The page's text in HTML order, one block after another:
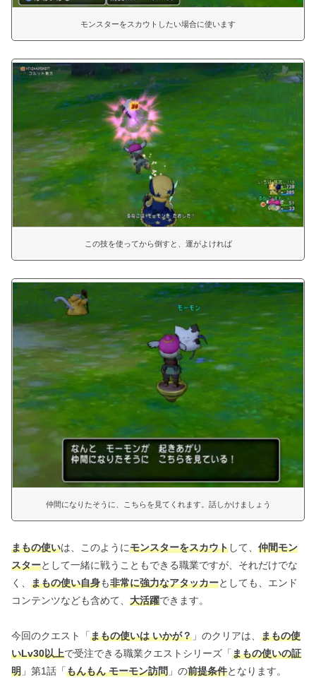
モンスターをスカウトしたい場合に使います
この技を使ってから倒すと、運がよければ
仲間になりたそうに、こちらを見てくれます。話しかけましょう
まもの使いは、このようにモンスターをスカウトして、 仲間モン
スターとして一緒に戦うこともできる職業ですが、それだけでな
く、 まもの使い自身も非常に強力なアタッカーとしても、エンド
コンテンツなども含めて、 大活躍できます。
今回のクエスト「まもの使いは いかが？ 」のクリアは、 まもの使
いLv30以上で受注できる職業クエストシリーズ「まもの使いの証
明 」第1話「もんもん モーモン訪問 」の前提条件となります。